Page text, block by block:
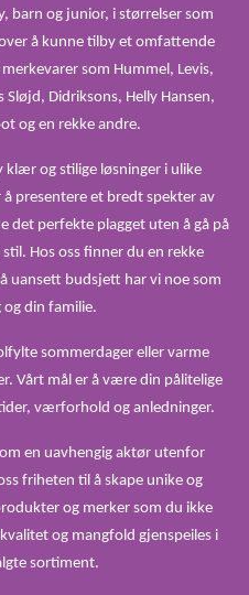
barn og junior, i størrelser som
å kunne tilby et omfattende
som Hummel, Levis,
Didriksons, Helly Hansen,
og en rekke andre.
og stilige løsninger i ulike
presentere et bredt spekter av
det perfekte plagget uten å gå på
Hos oss finner du en rekke
uansett budsjett har vi noe som
og din familie.
sommerdager eller varme
Vårt mål er å være din pålitelige
værforhold og anledninger.
en uavhengig aktør utenfor
friheten til å skape unike og
og merker som du ikke
og mangfold gjenspeiles i
sortiment.